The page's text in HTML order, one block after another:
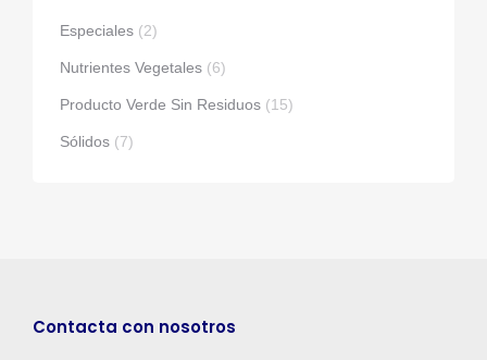
Especiales (2)
Nutrientes Vegetales (6)
Producto Verde Sin Residuos (15)
Sólidos (7)
Contacta con nosotros